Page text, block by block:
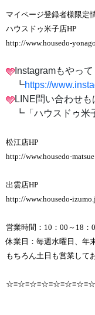
マイページ登録者様限定
ハウスドゥ米子店HP
http://www.housedo-
Instagramもやって
┗https://
LINE問い合わせも
┗「ハウスドゥ米
松江店HP
http://www.housedo-
出雲店HP
http://www.housedo-
営業時間：10：00～18：
休業日：毎週水曜日、
もちろん土日も営業して